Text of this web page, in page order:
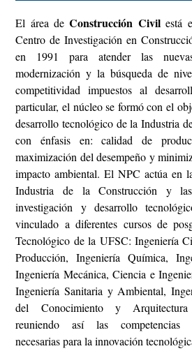
El área de Construcción Civilestá
Centro de Investigación en
en 1991 para atender las
modernización y la búsqueda de
competitividad impuestos al
particular, el núcleo se formó con el
desarrollo tecnológico de la Industria
con énfasis en: calidad de
maximización del desempeño y
impacto ambiental. El NPC actúa en
Industria de la Construcción y
investigación y desarrollo
vinculado a diferentes cursos de
Tecnológico de la UFSC: Ingeniería
Producción, Ingeniería Química,
Ingeniería Mecánica, Ciencia e
Ingeniería Sanitaria y Ambiental,
del Conocimiento y
reuniendo así las competencias
necesarias para la innovación